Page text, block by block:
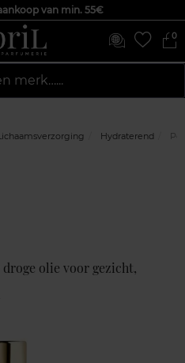
van min. 55€
0
merk…...
Hydraterend
droge olie voor gezicht,